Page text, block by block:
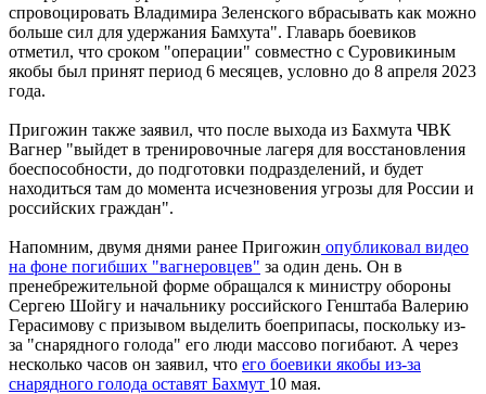
спровоцировать Владимира Зеленского вбрасывать как можно
больше сил для удержания Бамхута". Главарь боевиков
отметил, что сроком "операции" совместно с Суровикиным
якобы был принят период 6 месяцев, условно до 8 апреля 2023
года.
Пригожин также заявил, что после выхода из Бахмута ЧВК
Вагнер "выйдет в тренировочные лагеря для восстановления
боеспособности, до подготовки подразделений, и будет
находиться там до момента исчезновения угрозы для России и
российских граждан".
Напомним, двумя днями ранее Пригожин опубликовал видео
на фоне погибших "вагнеровцев" за один день. Он в
пренебрежительной форме обращался к министру обороны
Сергею Шойгу и начальнику российского Генштаба Валерию
Герасимову с призывом выделить боеприпасы, поскольку из-
за "снарядного голода" его люди массово погибают. А через
несколько часов он заявил, что его боевики якобы из-за
снарядного голода оставят Бахмут 10 мая.